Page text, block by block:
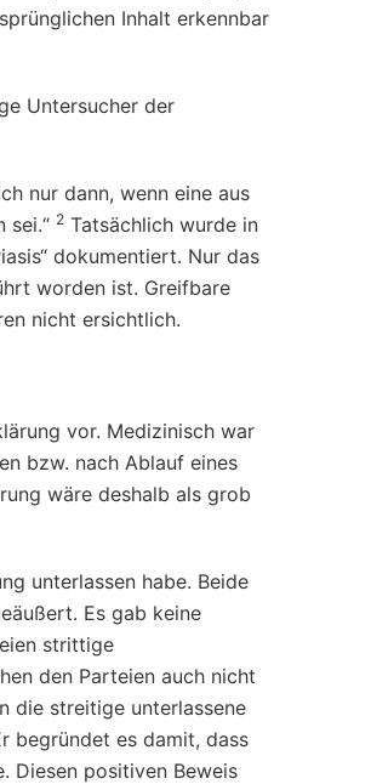
Inhalt erkennbar
Untersucher der
nur dann, wenn eine aus
sei.“ 2 Tatsächlich wurde in
dokumentiert. Nur das
worden ist. Greifbare
nicht ersichtlich.
vor. Medizinisch war
bzw. nach Ablauf eines
wäre deshalb als grob
unterlassen habe. Beide
Es gab keine
strittige
den Parteien auch nicht
die streitige unterlassene
begründet es damit, dass
Diesen positiven Beweis